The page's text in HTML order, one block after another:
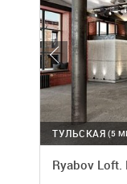
(5
ТУЛЬСКАЯ
Ryabov